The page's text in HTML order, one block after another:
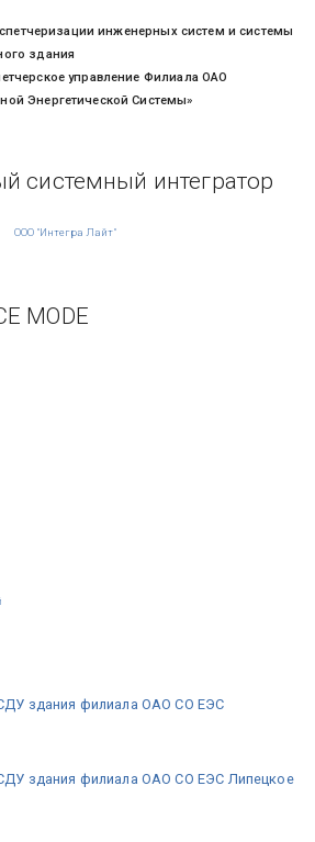
инженерных систем и системы
здания
управление Филиала ОАО
Энергетической Системы»
системный интегратор
ООО "Интегра Лайт"
MODE
здания филиала ОАО СО ЕЭС
здания филиала ОАО СО ЕЭС Липецкое